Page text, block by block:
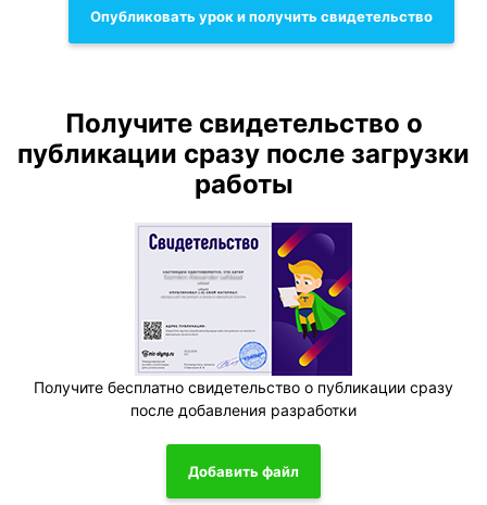
Опубликовать урок и получить свидетельство
Получите свидетельство о
публикации сразу после загрузки
работы
Получите бесплатно свидетельство о публикации сразу
после добавления разработки
Добавить файл